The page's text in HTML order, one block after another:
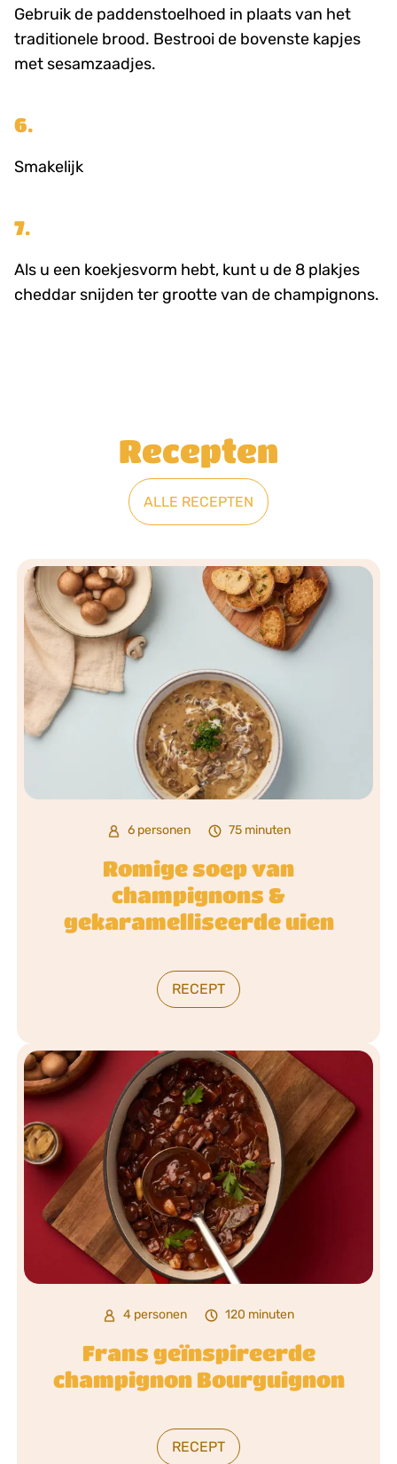
Gebruik de paddenstoelhoed in plaats van het
traditionele brood. Bestrooi de bovenste kapjes
met sesamzaadjes.
6.
Smakelijk
7.
Als u een koekjesvorm hebt, kunt u de 8 plakjes
cheddar snijden ter grootte van de champignons.
Recepten
ALLE RECEPTEN
6 personen 75 minuten
Romige soep van
champignons &
gekaramelliseerde uien
RECEPT
4 personen 120 minuten
Frans geïnspireerde
champignon Bourguignon
RECEPT